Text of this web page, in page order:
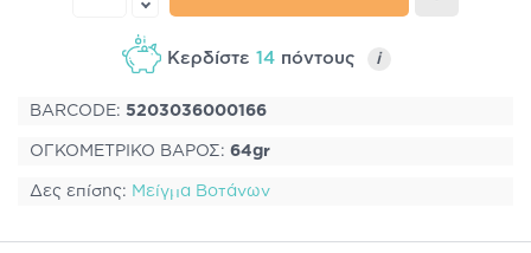
Κερδίστε 14 πόντους i
BARCODE: 5203036000166
ΟΓΚΟΜΕΤΡΙΚΟ ΒΑΡΟΣ: 64gr
Δες επίσης: Μείγμα Βοτάνων